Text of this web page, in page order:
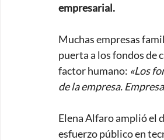
empresarial.
Muchas empresas
puerta a los fondos de
factor humano: «Los
de la empresa.
Elena Alfaro amplió el
esfuerzo público en